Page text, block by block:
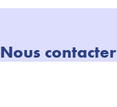
Nous contacter